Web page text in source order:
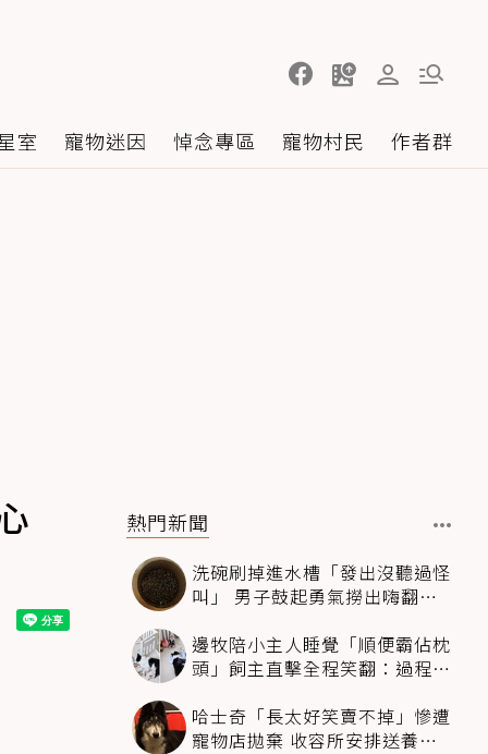
室 寵物迷因 悼念專區 寵物村民 作者群
熱門新聞
洗碗刷掉進水槽「發出沒聽過怪
叫」 男子鼓起勇氣撈出嗨翻：
邊牧陪小主人睡覺「順便霸佔枕
頭」飼主直擊全程笑翻：過程絲
哈士奇「長太好笑賣不掉」慘遭
寵物店拋棄 收容所安排送養活